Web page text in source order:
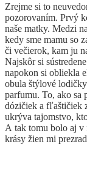
Zrejme si to
pozorovaním. Prvý
naše matky. Medzi
kedy sme mamu so
či večierok, kam ju
Najskôr si
napokon si obliekla
obula štýlové
parfumu. To, ako sa
dózičiek a fľaštičiek
ukrýva tajomstvo,
A tak tomu bolo aj v
krásy žien mi